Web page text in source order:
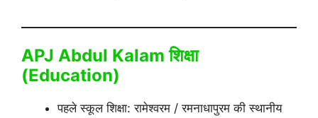
APJ Abdul Kalam शिक्षा
(Education)
पहले स्कूल शिक्षा: रामेश्वरम / रमनाधापुरम की स्थानीय